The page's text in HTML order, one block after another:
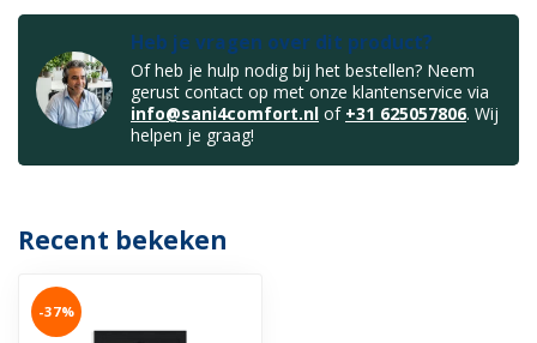
Heb je vragen over dit product?
Of heb je hulp nodig bij het bestellen? Neem
gerust contact op met onze klantenservice via
info@sani4comfort.nl of +31 625057806. Wij
helpen je graag!
Recent bekeken
-37%